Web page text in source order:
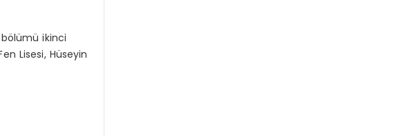
ikinci
Lisesi, Hüseyin